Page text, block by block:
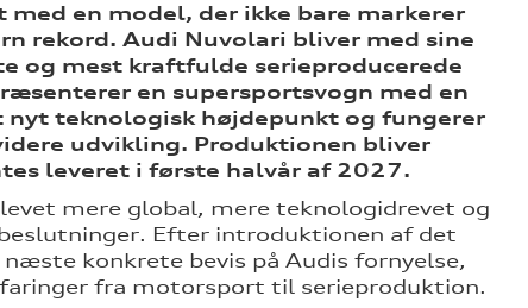
en model, der ikke bare markerer
rekord. Audi Nuvolari bliver med sine
og mest kraftfulde serieproducerede
en supersportsvogn med en
teknologisk højdepunkt og fungerer
udvikling. Produktionen bliver
leveret i første halvår af 2027.
mere global, mere teknologidrevet og
Efter introduktionen af det
konkrete bevis på Audis fornyelse,
fra motorsport til serieproduktion.